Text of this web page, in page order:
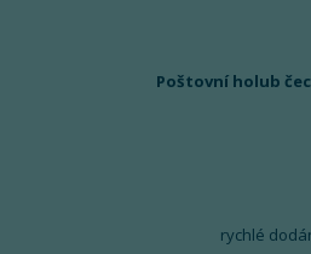
Poštovní holub
rychlé